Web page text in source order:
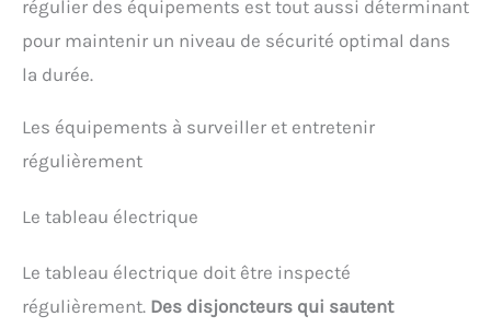
régulier des équipements est tout aussi déterminant
pour maintenir un niveau de sécurité optimal dans
la durée.
Les équipements à surveiller et entretenir
régulièrement
Le tableau électrique
Le tableau électrique doit être inspecté
régulièrement. Des disjoncteurs qui sautent